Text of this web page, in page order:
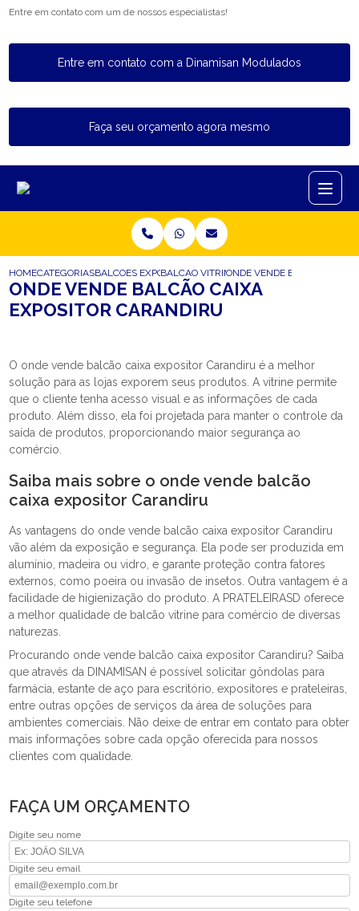
Entre em contato com um de nossos especialistas!
Entre em contato com a Dinamisan Modulados
Faça seu orçamento agora mesmo
HOMECATEGORIASBALCOES EXPOSITORESBALCAO VITRINE EXPOSITOR
ONDE VENDE BALCAO
ONDE VENDE BALCÃO CAIXA
EXPOSITOR CARANDIRU
O onde vende balcão caixa expositor Carandiru é a melhor
solução para as lojas exporem seus produtos. A vitrine permite
que o cliente tenha acesso visual e as informações de cada
produto. Além disso, ela foi projetada para manter o controle da
saída de produtos, proporcionando maior segurança ao
comércio.
Saiba mais sobre o onde vende balcão
caixa expositor Carandiru
As vantagens do onde vende balcão caixa expositor Carandiru
vão além da exposição e segurança. Ela pode ser produzida em
alumínio, madeira ou vidro, e garante proteção contra fatores
externos, como poeira ou invasão de insetos. Outra vantagem é a
facilidade de higienização do produto. A PRATELEIRASD oferece
a melhor qualidade de balcão vitrine para comércio de diversas
naturezas.
Procurando onde vende balcão caixa expositor Carandiru? Saiba
que através da DINAMISAN é possível solicitar gôndolas para
farmácia, estante de aço para escritório, expositores e prateleiras,
entre outras opções de serviços da área de soluções para
ambientes comerciais. Não deixe de entrar em contato para obter
mais informações sobre cada opção oferecida para nossos
clientes com qualidade.
FAÇA UM ORÇAMENTO
Digite seu nome
Digite seu email
Digite seu telefone